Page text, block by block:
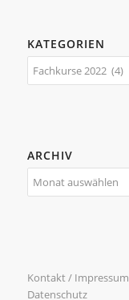
KATEGORIEN
Kategorien
ARCHIV
Kontakt / Impressum
Datenschutz